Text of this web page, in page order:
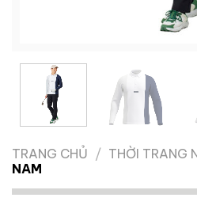
TRANG CHỦ / THỜI TRANG
NAM